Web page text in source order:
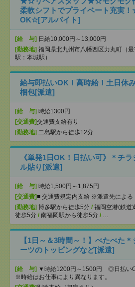
柔軟シフトでプライベート充実
OK☆[アルバイト]
[給 与] 日給10,000円～13,000円
[勤務地] 福岡県北九州市八幡西区力丸町（最
駅：本城駅）
給与即払いOK！高時給！土日休
梱包[派遣]
[給 与] 時給1300円
[交通費]交通費支給有り
[勤務地] 二島駅から徒歩12分
《単発1日OK！日払い可》＊チ
ル貼り[派遣]
[給 与] 時給1,500円～1,875円
[交通費]■ 交通費規定内支給 ※派遣先による
[勤務地] 博多駅から徒歩5分 / 福岡空港(鉄道)
徒歩5分 / 南福岡駅から徒歩5分 / …
【1日～＆3時間～！】ぺたぺた
ーツのトッピングなど[派遣]
[給 与] ▼時給1200円～1500円 ◎日払い
※時給はお仕事により異なります。